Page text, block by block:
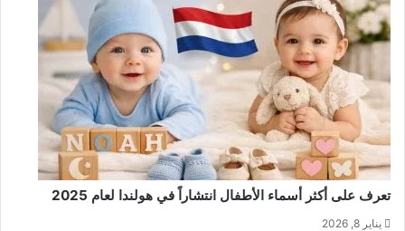
تعرف على أكثر أسماء الأطفال انتشاراً في هولندا لعام 2025
يناير 8, 2026